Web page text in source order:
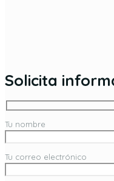
Solicita
Tu nombre
Tu correo electrónico